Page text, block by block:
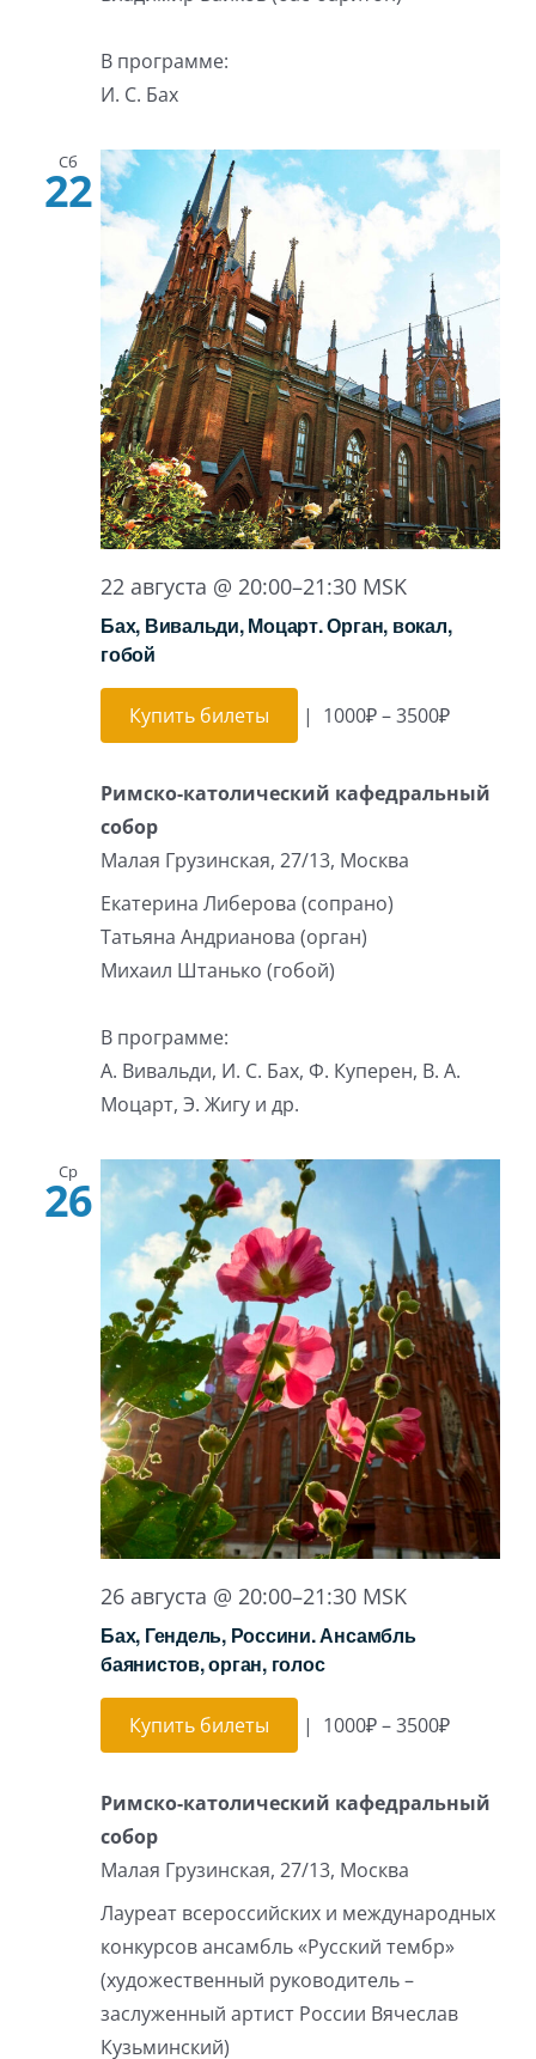
В программе:
И. С. Бах
Сб
22
22 августа @ 20:00–21:30 MSK
Бах, Вивальди, Моцарт. Орган, вокал,
гобой
Купить билеты | 1000₽ – 3500₽
Римско-католический кафедральный
собор
Малая Грузинская, 27/13, Москва
Екатерина Либерова (сопрано)
Татьяна Андрианова (орган)
Михаил Штанько (гобой)
В программе:
А. Вивальди, И. С. Бах, Ф. Куперен, В. А.
Моцарт, Э. Жигу и др.
Ср
26
26 августа @ 20:00–21:30 MSK
Бах, Гендель, Россини. Ансамбль
баянистов, орган, голос
Купить билеты | 1000₽ – 3500₽
Римско-католический кафедральный
собор
Малая Грузинская, 27/13, Москва
Лауреат всероссийских и международных
конкурсов ансамбль «Русский тембр»
(художественный руководитель –
заслуженный артист России Вячеслав
Кузьминский)